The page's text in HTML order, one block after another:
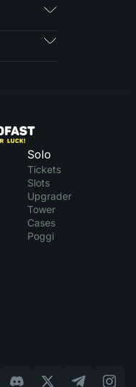
Solo
Tickets
Slots
Upgrader
Tower
Cases
Poggi